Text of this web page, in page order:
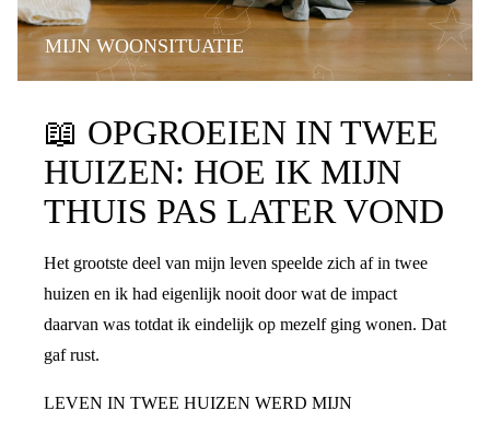
MIJN WOONSITUATIE
📖 OPGROEIEN IN TWEE
HUIZEN: HOE IK MIJN
THUIS PAS LATER VOND
Het grootste deel van mijn leven speelde zich af in twee
huizen en ik had eigenlijk nooit door wat de impact
daarvan was totdat ik eindelijk op mezelf ging wonen. Dat
gaf rust.
LEVEN IN TWEE HUIZEN WERD MIJN